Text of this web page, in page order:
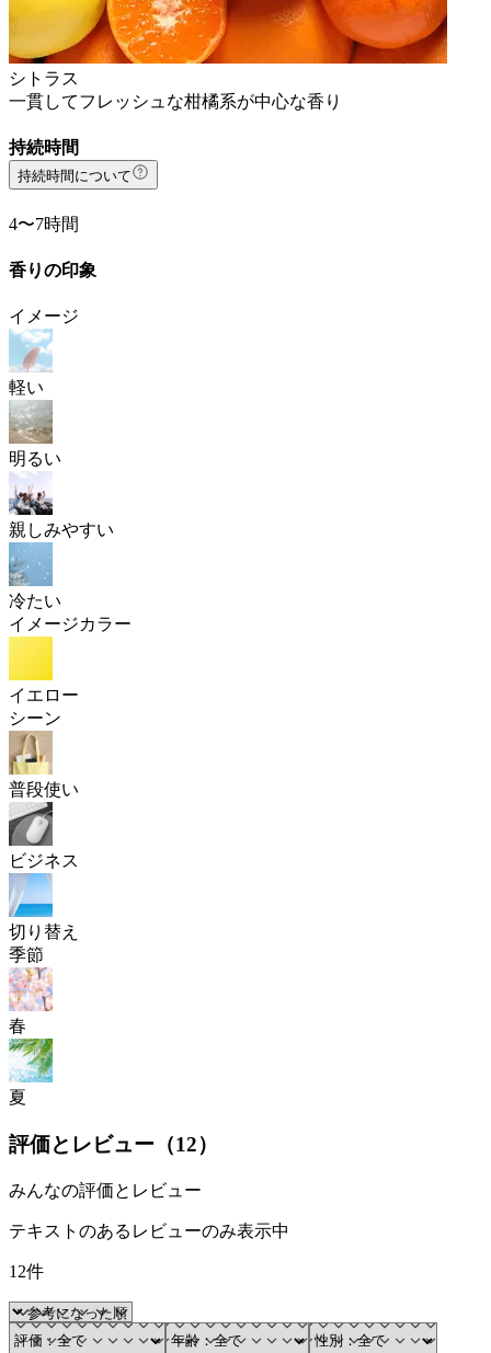
シトラス
一貫してフレッシュな柑橘系が中心な香り
持続時間
持続時間について
4〜7時間
香りの印象
イメージ
軽い
明るい
親しみやすい
冷たい
イメージカラー
イエロー
シーン
普段使い
ビジネス
切り替え
季節
春
夏
評価とレビュー（12）
みんなの評価とレビュー
テキストのあるレビューのみ表示中
12件